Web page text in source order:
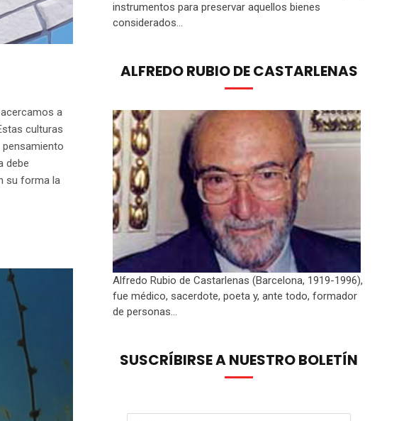
a
culturas
debe
su forma la
instrumentos para preservar aquellos bienes
considerados...
ALFREDO RUBIO DE CASTARLENAS
Alfredo Rubio de Castarlenas (Barcelona, 1919-1996),
fue médico, sacerdote, poeta y, ante todo, formador
de personas...
SUSCRÍBIRSE A NUESTRO BOLETÍN